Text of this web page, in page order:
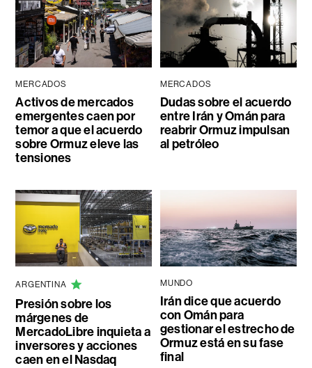
MERCADOS
Activos de mercados
emergentes caen por
temor a que el acuerdo
sobre Ormuz eleve las
tensiones
MERCADOS
Dudas sobre el acuerdo
entre Irán y Omán para
reabrir Ormuz impulsan
al petróleo
ARGENTINA
Presión sobre los
márgenes de
MercadoLibre inquieta a
inversores y acciones
caen en el Nasdaq
MUNDO
Irán dice que acuerdo
con Omán para
gestionar el estrecho de
Ormuz está en su fase
final